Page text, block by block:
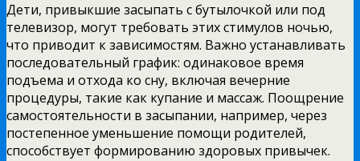
Дети, привыкшие засыпать с бутылочкой или под
телевизор, могут требовать этих стимулов ночью,
что приводит к зависимостям. Важно устанавливать
последовательный график: одинаковое время
подъема и отхода ко сну, включая вечерние
процедуры, такие как купание и массаж. Поощрение
самостоятельности в засыпании, например, через
постепенное уменьшение помощи родителей,
способствует формированию здоровых привычек.